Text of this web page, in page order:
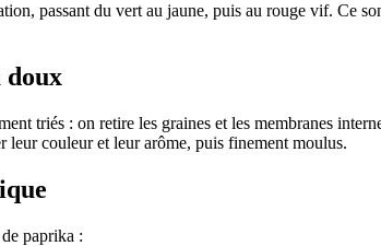
passant du vert au jaune, puis au rouge vif. Ce
doux
triés : on retire les graines et les membranes
leur couleur et leur arôme, puis finement moulus.
paprika :